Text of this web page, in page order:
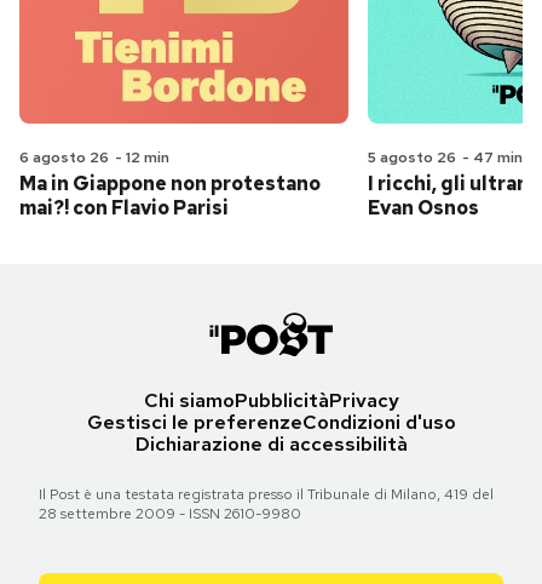
6 agosto 26 - 12 min
Ma in Giappone non protestano
mai?! con Flavio Parisi
5 agosto 26 - 47 min
I ricchi, gli
Evan Osnos
Chi siamoPubblicitàPrivacy
Gestisci le preferenzeCondizioni d'uso
Dichiarazione di accessibilità
Il Post è una testata registrata presso il Tribunale di Milano, 419 del
28 settembre 2009 - ISSN 2610-9980